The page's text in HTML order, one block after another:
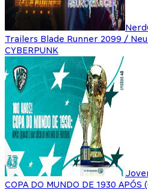
Trailers Blade Runner 2099 /
CYBERPUNK
COPA DO MUNDO DE 1930 APÓS